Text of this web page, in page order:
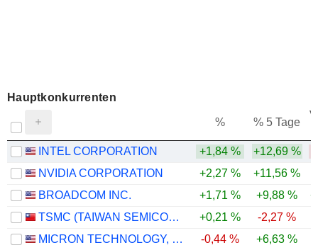
Hauptkonkurrenten
% % 5 Tage
INTEL CORPORATION +1,84 % +12,69 %
NVIDIA CORPORATION
+2,27 % +11,56 %
BROADCOM INC.
+1,71 % +9,88 %
TSMC (TAIWAN SEMICONDUCTOR MANUFACTURING COMPANY)
+0,21 % -2,27 %
MICRON TECHNOLOGY, INC.
-0,44 % +6,63 %